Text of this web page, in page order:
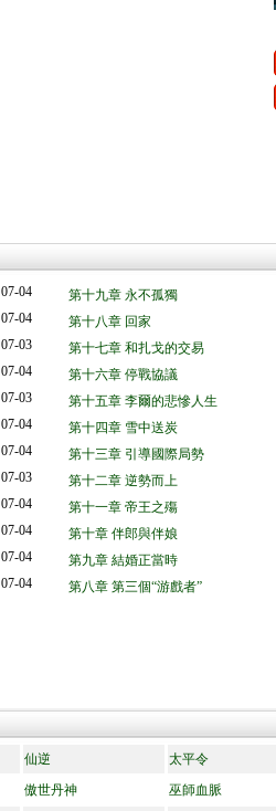
07-04
07-04
07-03
07-04
07-03
07-04
07-04
07-03
07-04
07-04
07-04
07-04
第十九章 永不孤獨
第十八章 回家
第十七章 和扎戈的交易
第十六章 停戰協議
第十五章 李爾的悲慘人生
第十四章 雪中送炭
第十三章 引導國際局勢
第十二章 逆勢而上
第十一章 帝王之殤
第十章 伴郎與伴娘
第九章 結婚正當時
第八章 第三個“游戲者”
仙逆 太平令
傲世丹神 巫師血脈